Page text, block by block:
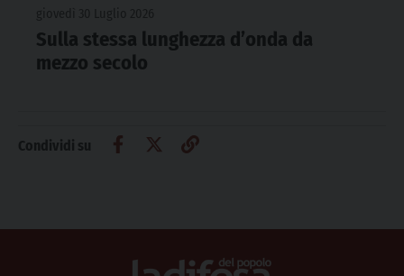
Sulla stessa lunghezza d’onda da
mezzo secolo
Condividi su